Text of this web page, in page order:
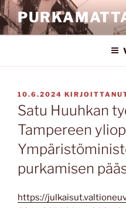
Siirry
sisältöön
JULKAISTU
10.6.2024
Satu Huuhkan
Tampereen
purkamisen
https://